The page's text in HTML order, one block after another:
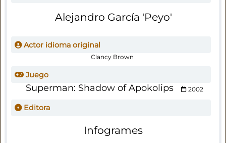
Alejandro García 'Peyo'
Actor idioma original
Clancy Brown
Juego
Superman: Shadow of Apokolips 2002
Editora
Infogrames